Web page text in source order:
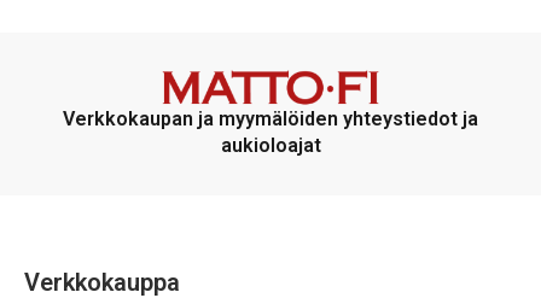
Verkkokaupan ja myymälöiden yhteystiedot ja
aukioloajat
Verkkokauppa